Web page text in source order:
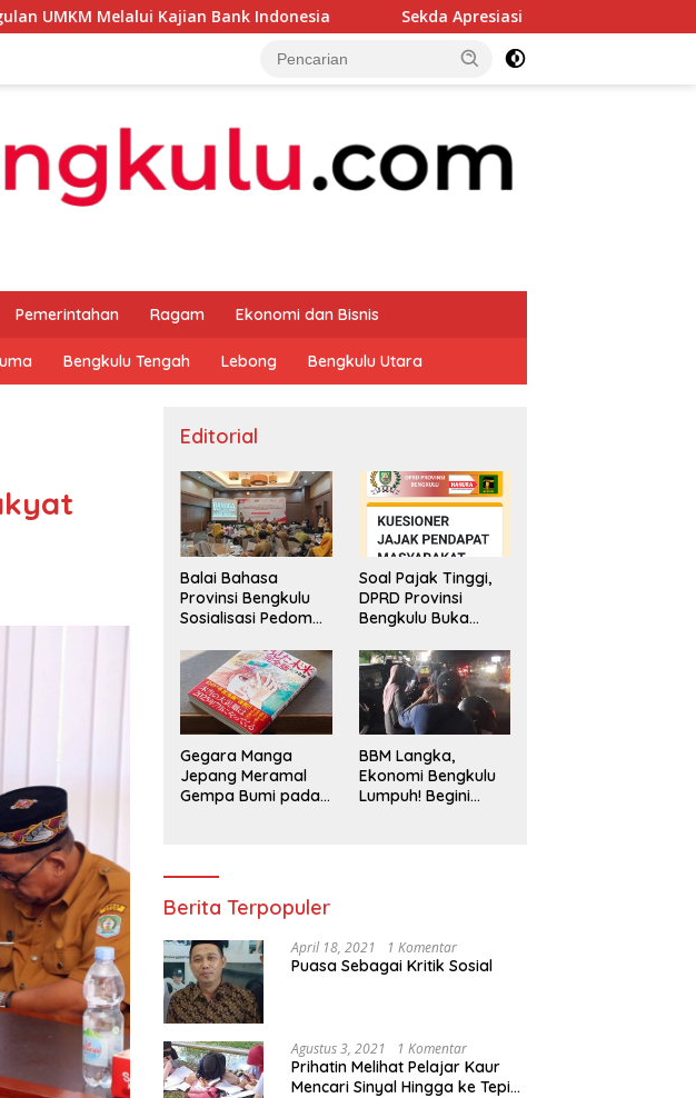
Bank Indonesia Sekda Apresiasi Inspektorat Provinsi Bengkulu Dukung
Pemerintahan Ragam Ekonomi dan Bisnis
Bengkulu Tengah Lebong Bengkulu Utara
Editorial
Balai Bahasa
Provinsi Bengkulu
Sosialisasi Pedoman
Penggunaan
Bahasa Indonesia
Soal Pajak Tinggi,
DPRD Provinsi
Bengkulu Buka
Pengaduan
Masyarakat
Gegara Manga
Jepang Meramal
Gempa Bumi pada
BBM Langka,
Ekonomi Bengkulu
Lumpuh! Begini
Berita Terpopuler
April 18, 2021 1 Komentar
Puasa Sebagai Kritik Sosial
Agustus 3, 2021 1 Komentar
Prihatin Melihat Pelajar Kaur
Mencari Sinyal Hingga ke Tepi